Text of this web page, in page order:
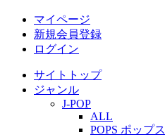
マイページ
新規会員登録
ログイン
サイトトップ
ジャンル
J-POP
ALL
POPS ポップス